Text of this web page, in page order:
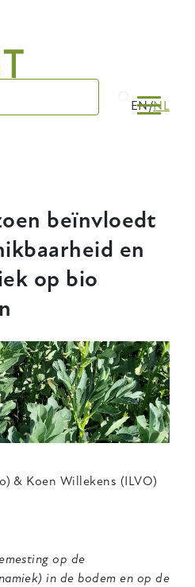
EN NL
beïnvloedt
en
op bio
& Koen Willekens (ILVO)
op de
in de bodem en op de